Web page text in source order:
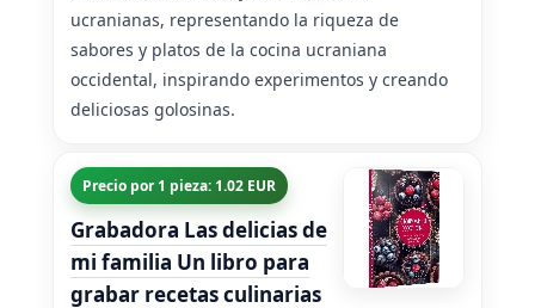
ucranianas, representando la riqueza de
sabores y platos de la cocina ucraniana
occidental, inspirando experimentos y creando
deliciosas golosinas.
Precio por 1 pieza: 1.02 EUR
Grabadora Las delicias de
mi familia Un libro para
grabar recetas culinarias